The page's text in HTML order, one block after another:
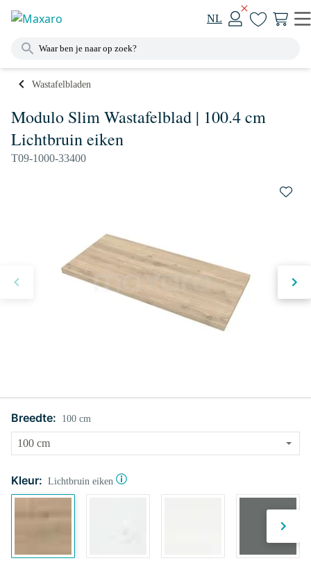
NL
Wastafelbladen
Modulo Slim Wastafelblad | 100.4 cm
Lichtbruin eiken
T09-1000-33400
Breedte: 100 cm
Kleur: Lichtbruin eiken